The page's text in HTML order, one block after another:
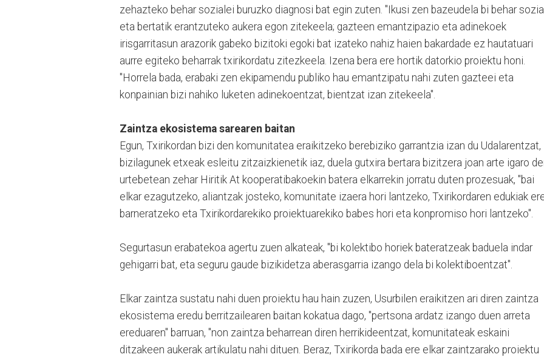
zehazteko behar sozialei buruzko diagnosi bat egin zuten. "Ikusi zen bazeudela bi behar
eta bertatik erantzuteko aukera egon zitekeela; gazteen emantzipazio eta adinekoek
irisgarritasun arazorik gabeko bizitoki egoki bat izateko nahiz haien bakardade ez hautatuari
aurre egiteko beharrak txirikordatu zitezkeela. Izena bera ere hortik datorkio proiektu honi.
"Horrela bada, erabaki zen ekipamendu publiko hau emantzipatu nahi zuten gazteei eta
konpainian bizi nahiko luketen adinekoentzat, bientzat izan zitekeela".
Zaintza ekosistema sarearen baitan
Egun, Txirikordan bizi den komunitatea eraikitzeko berebiziko garrantzia izan du Udalarentzat,
bizilagunek etxeak esleitu zitzaizkienetik iaz, duela gutxira bertara bizitzera joan arte igaro
urtebetean zehar Hiritik At kooperatibakoekin batera elkarrekin jorratu duten prozesuak, "bai
elkar ezagutzeko, aliantzak josteko, komunitate izaera hori lantzeko, Txirikordaren edukiak
barneratzeko eta Txirikordarekiko proiektuarekiko babes hori eta konpromiso hori lantzeko".
Segurtasun erabatekoa agertu zuen alkateak, "bi kolektibo horiek bateratzeak baduela indar
gehigarri bat, eta seguru gaude bizikidetza aberasgarria izango dela bi kolektiboentzat".
Elkar zaintza sustatu nahi duen proiektu hau hain zuzen, Usurbilen eraikitzen ari diren zaintza
ekosistema eredu berritzailearen baitan kokatua dago, "pertsona ardatz izango duen arreta
ereduaren" barruan, "non zaintza beharrean diren herrikideentzat, komunitateak eskaini
ditzakeen aukerak artikulatu nahi dituen. Beraz, Txirikorda bada ere elkar zaintzarako proiektu